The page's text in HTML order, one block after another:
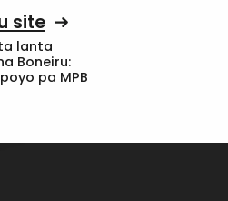
site
lanta
Boneiru:
pa MPB